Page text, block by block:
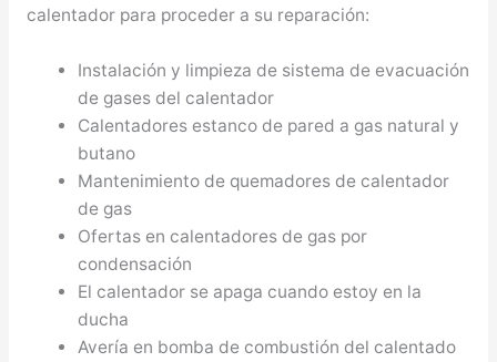
calentador para proceder a su reparación:
Instalación y limpieza de sistema de evacuación
de gases del calentador
Calentadores estanco de pared a gas natural y
butano
Mantenimiento de quemadores de calentador
de gas
Ofertas en calentadores de gas por
condensación
El calentador se apaga cuando estoy en la
ducha
Avería en bomba de combustión del calentado